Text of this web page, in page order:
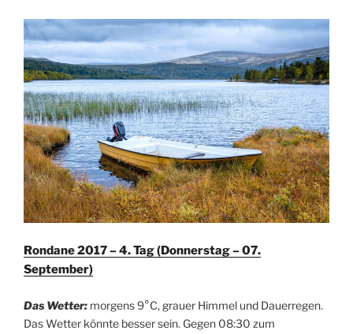
Rondane 2017 – 4. Tag (Donnerstag – 07.
September)
Das Wetter: morgens 9°C, grauer Himmel und Dauerregen.
Das Wetter könnte besser sein. Gegen 08:30 zum